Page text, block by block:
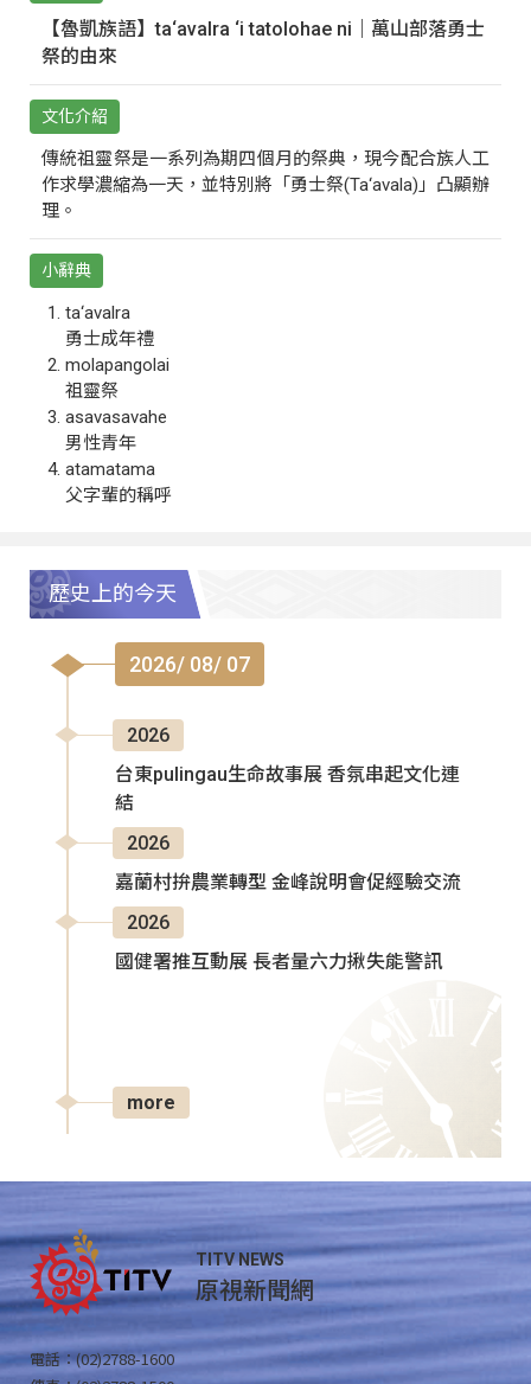
【魯凱族語】ta‘avalra ‘i tatolohae ni｜萬山部落勇士
祭的由來
文化介紹
傳統祖靈祭是一系列為期四個月的祭典，現今配合族人工
作求學濃縮為一天，並特別將「勇士祭(Ta‘avala)」凸顯辦
理。
小辭典
ta‘avalra
勇士成年禮
molapangolai
祖靈祭
asavasavahe
男性青年
atamatama
父字輩的稱呼
歷史上的今天
2026/ 08/ 07
2026
台東pulingau生命故事展 香氛串起文化連
結
2026
嘉蘭村拚農業轉型 金峰說明會促經驗交流
2026
國健署推互動展 長者量六力揪失能警訊
more
TITV NEWS
原視新聞網
電話：(02)2788-1600